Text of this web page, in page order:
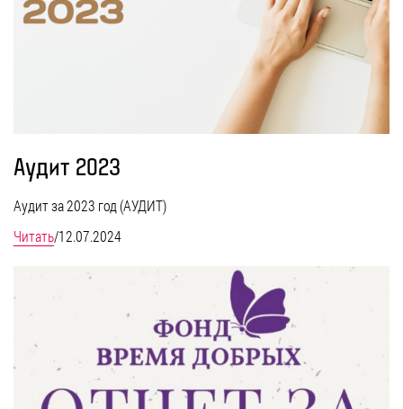
Аудит 2023
Аудит за 2023 год (АУДИТ)
Читать/12.07.2024